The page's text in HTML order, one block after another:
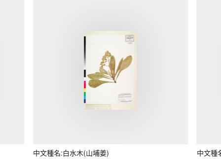
中文種名:白水木(山埔姜) 中文種